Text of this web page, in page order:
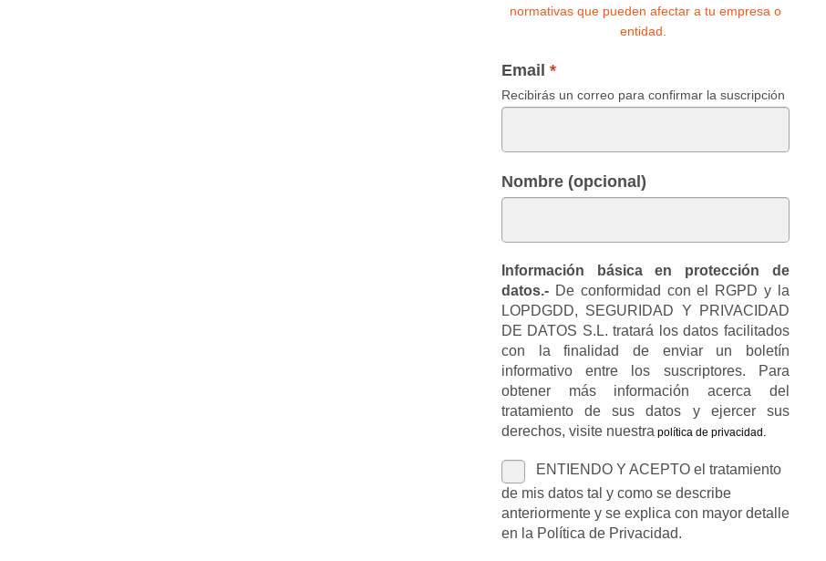
normativas que pueden afectar a tu empresa o
entidad.
Email
Recibirás un correo para confirmar la suscripción
Nombre (opcional)
Información básica en protección de
datos.-De conformidad con el RGPD y la
LOPDGDD, SEGURIDAD Y PRIVACIDAD
DE DATOS S.L. tratará los datos facilitados
con la finalidad de enviar un boletín
informativo entre los suscriptores. Para
obtener más información acerca del
tratamiento de sus datos y ejercer sus
derechos, visite nuestra política de privacidad .
ENTIENDO Y ACEPTO el tratamiento
de mis datos tal y como se describe
anteriormente y se explica con mayor detalle
en la Política de Privacidad.